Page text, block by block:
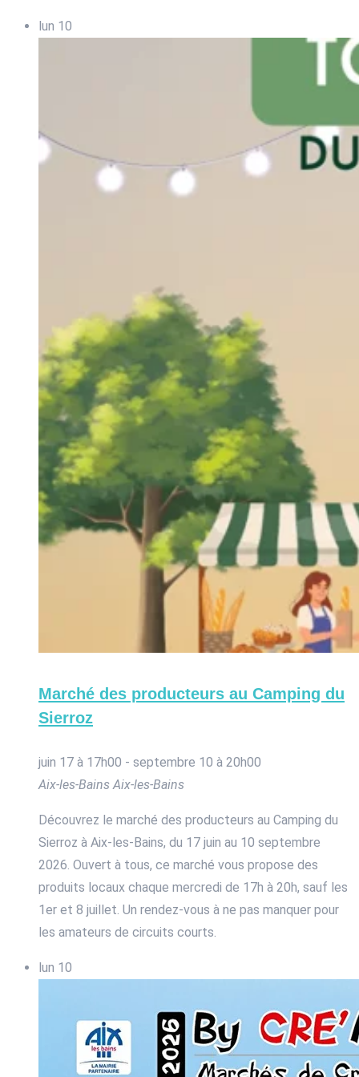
lun 10
Marché des producteurs au Camping du
Sierroz
juin 17 à 17h00 - septembre 10 à 20h00
Aix-les-BainsAix-les-Bains
Découvrez le marché des producteurs au Camping du
Sierroz à Aix-les-Bains, du 17 juin au 10 septembre
2026. Ouvert à tous, ce marché vous propose des
produits locaux chaque mercredi de 17h à 20h, sauf les
1er et 8 juillet. Un rendez-vous à ne pas manquer pour
les amateurs de circuits courts.
lun 10